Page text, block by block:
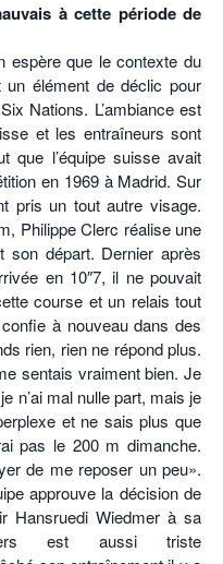
à cette période de
espère que le contexte du
élément de déclic pour
Nations. L’ambiance est
et les entraîneurs sont
que l’équipe suisse avait
en 1969 à Madrid. Sur
pris un tout autre visage.
Philippe Clerc réalise une
son départ. Dernier après
en 10″7, il ne pouvait
course et un relais tout
à nouveau dans des
rien, rien ne répond plus.
sentais vraiment bien. Je
n’ai mal nulle part, mais je
et ne sais plus que
pas le 200 m dimanche.
de me reposer un peu».
approuve la décision de
Hansruedi Wiedmer à sa
est aussi triste